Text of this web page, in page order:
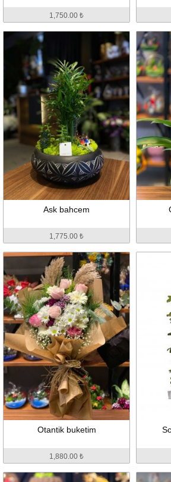
1,750.00 ₺
Ask bahcem
1,775.00 ₺
Otantik buketim
1,880.00 ₺